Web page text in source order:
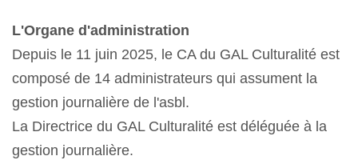
L'Organe d'administration
Depuis le 11 juin 2025, le CA du GAL Culturalité est
composé de 14 administrateurs qui assument la
gestion journalière de l'asbl.
La Directrice du GAL Culturalité est déléguée à la
gestion journalière.